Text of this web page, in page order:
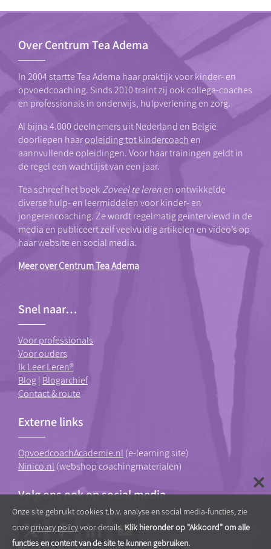
Over Centrum Tea Adema
In 2004 startte Tea Adema haar praktijk voor kinder- en
opvoedcoaching. Sinds 2010 traint zij ook collega-coaches
en professionals in onderwijs, hulpverlening en zorg.
Al bijna 4.000 deelnemers uit Nederland en België
doorliepen haaropleiding tot kindercoachen
aannvullende opleidingen. Voor haar trainingen geldt in
de regel een wachtlijst van een jaar.
Tea schreef het boek Zoveel te lerenen ontwikkelde
diverse hulp- en leermiddelen voor kinder- en
jongerencoaching. Ze wordt regelmatig geïnterviewd in de
media en publiceert zelf veelvuldig artikelen en video’s op
haar website en social media.
Meer over Centrum Tea Adema
Snel naar…
Voor professionals
Voor ouders
Ik Leer Leren®
Blog| Blogarchief
Contact & route
Externe links
OpvoedcoachAcademie.nl (e-learning site)
Ninico.nl (webshop coachingmaterialen)
Volg ons ook op social media
Onze site gebruikt cookies t.b.v. analyse en social media-functies, zie
onze privacy policyvoor details. Klik hieronder op "Akkoord" om alle
functies en content van de site te kunnen gebruiken.